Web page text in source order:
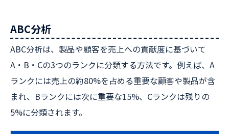
ABC分析
ABC分析は、製品や顧客を売上への貢献度に基づいて
A・B・Cの3つのランクに分類する方法です。例えば、A
ランクには売上の約80%を占める重要な顧客や製品が含
まれ、Bランクには次に重要な15%、Cランクは残りの
5%に分類されます。